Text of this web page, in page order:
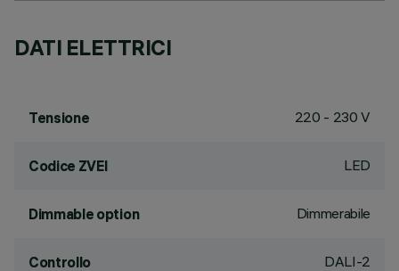
DATI ELETTRICI
Tensione 220 - 230 V
Codice ZVEI LED
Dimmable option Dimmerabile
Controllo DALI-2